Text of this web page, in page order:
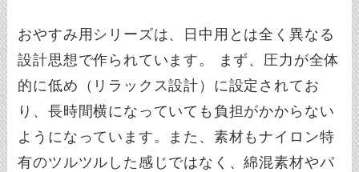
おやすみ用シリーズは、日中用とは全く異なる
設計思想で作られています。 まず、圧力が全体
的に低め（リラックス設計）に設定されてお
り、長時間横になっていても負担がかからない
ようになっています。また、素材もナイロン特
有のツルツルした感じではなく、綿混素材やパ